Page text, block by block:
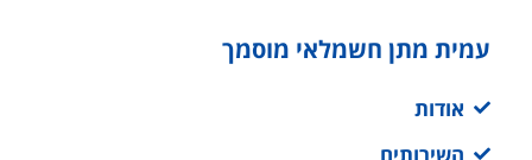
עמית מתן חשמלאי מוסמך
אודות
השירותים